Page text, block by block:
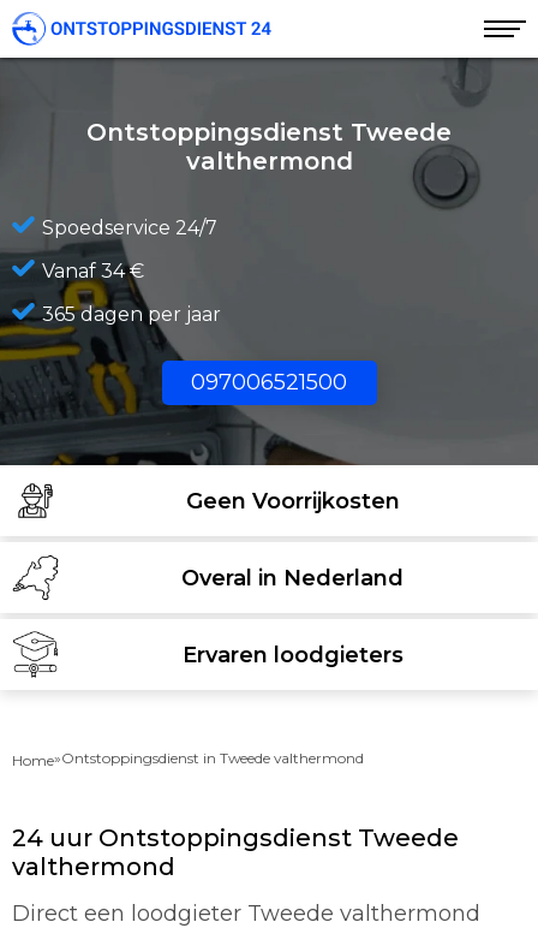
Ontstoppingsdienst Tweede
valthermond
Spoedservice 24/7
Vanaf 34 €
365 dagen per jaar
097006521500
Geen Voorrijkosten
Overal in Nederland
Ervaren loodgieters
Home»Ontstoppingsdienst in Tweede valthermond
24 uur Ontstoppingsdienst Tweede
valthermond
Direct een loodgieter Tweede valthermond